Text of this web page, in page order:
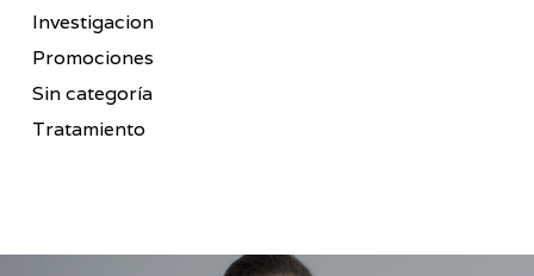
Investigacion
Promociones
Sin categoría
Tratamiento